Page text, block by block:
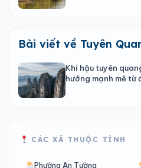
Bài viết về Tuyên
Khí hậu tuyên
hưởng mạnh mẽ từ
CÁC XÃ THUỘC TỈNH
Phường An Tường